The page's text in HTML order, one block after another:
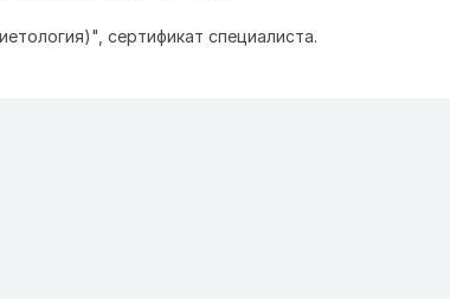
сертификат специалиста.